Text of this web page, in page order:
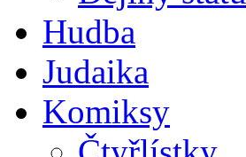
Hudba
Judaika
Komiksy